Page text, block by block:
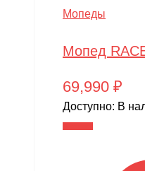
Мопеды
Мопед
69,990 ₽
Доступно: В